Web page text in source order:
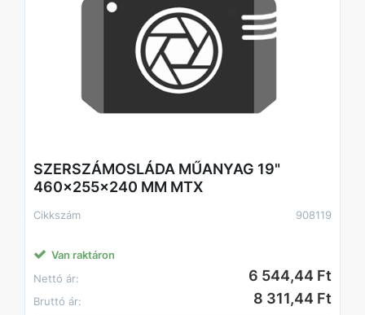
SZERSZÁMOSLÁDA MŰANYAG 19"
460x255x240 MM MTX
Cikkszám 908119
Van raktáron
Nettó ár:
6 544,44 Ft
Bruttó ár: 8 311,44 Ft